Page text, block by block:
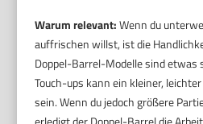
Warum relevant:Wenn du
auffrischen willst, ist die
Doppel-Barrel-Modelle sind etwas
Touch-ups kann ein kleiner,
sein. Wenn du jedoch größere